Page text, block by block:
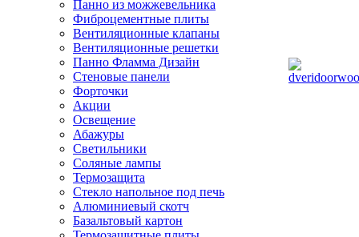
Панно из можжевельника
Фиброцементные плиты
Вентиляционные клапаны
Вентиляционные решетки
Панно Фламма Дизайн
Стеновые панели
Форточки
Акции
Освещение
Абажуры
Светильники
Соляные лампы
Термозащита
Стекло напольное под печь
Алюминиевый скотч
Базальтовый картон